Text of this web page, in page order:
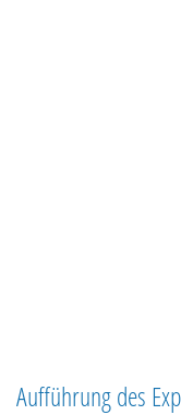
Aufführung des